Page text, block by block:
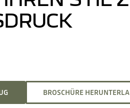
BROSCHÜRE